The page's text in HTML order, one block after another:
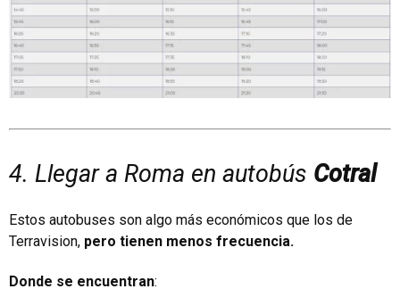
4. Llegar a Roma en autobús Cotral
Estos autobuses son algo más económicos que los de
Terravision, pero tienen menos frecuencia.
Donde se encuentran: